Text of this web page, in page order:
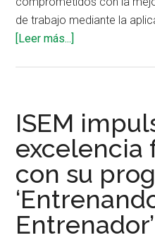
de trabajo mediante la
[Leer más...]
Now
2025:
innovación
y
liderazgo
en
seguridad
ISEM
excelencia
con su
Entrenador’